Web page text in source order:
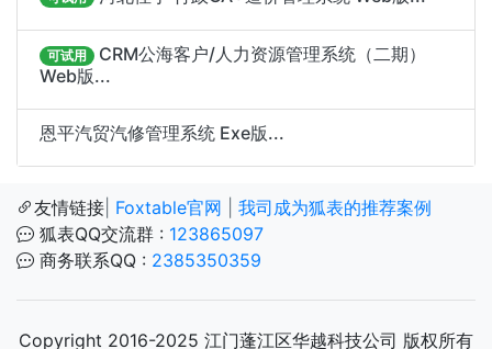
可试用
CRM公海客户/人力资源管理系统（二期）
Web版...
恩平汽贸汽修管理系统 Exe版...
友情链接 Foxtable官网
我司成为狐表的推荐案例
狐表QQ交流群 : 123865097
商务联系QQ : 2385350359
Copyright 2016-2025 江门蓬江区华越科技公司 版权所有